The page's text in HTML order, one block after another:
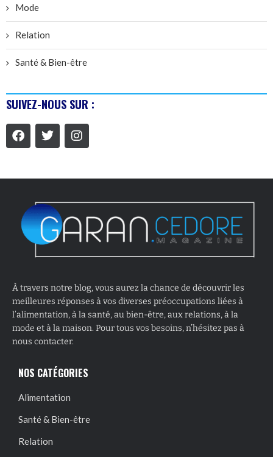
Mode
Relation
Santé & Bien-être
SUIVEZ-NOUS SUR :
À travers notre blog, vous aurez la chance de découvrir les
meilleures réponses à vos diverses préoccupations liées à
l’alimentation, à la santé, au bien-être, aux relations, à la
mode et à la maison. Pour tous vos besoins, n’hésitez pas à
nous contacter.
NOS CATÉGORIES
Alimentation
Santé & Bien-être
Relation